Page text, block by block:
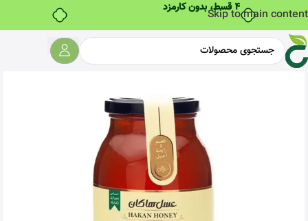
۴ قسط، بدون کارمزد
Skip to main content